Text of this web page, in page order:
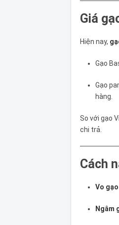
Giá
Hiện nay,
Gạo
Gạo
hàng.
So với gạo
chi trả.
Cách
Vo
Ngâm